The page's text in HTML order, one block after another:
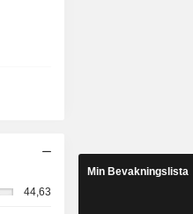
44,63
Min Bevakningslista